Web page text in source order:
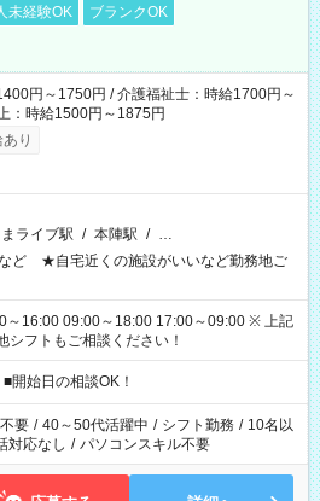
未経験OK
ブランクOK
円～1750円 / 介護福祉士：時給1700円～
：時給1500円～1875円
り
ライブ駅 / 本陣駅 / …
ど ★自宅近くの施設がいいなど勤務地ご
16:00 09:00～18:00 17:00～09:00 ※ 上記
シフトもご相談ください！
始日の相談OK！
要 / 40～50代活躍中 / シフト勤務 / 10名以
対応なし / パソコンスキル不要